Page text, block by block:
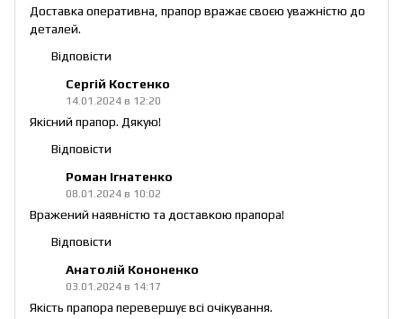
Доставка оперативна, прапор вражає своєю уважністю до
деталей.
Відповісти
Сергій Костенко
14.01.2024 в 12:20
Якісний прапор. Дякую!
Відповісти
Роман Ігнатенко
08.01.2024 в 10:02
Вражений наявністю та доставкою прапора!
Відповісти
Анатолій Кононенко
03.01.2024 в 14:17
Якість прапора перевершує всі очікування.